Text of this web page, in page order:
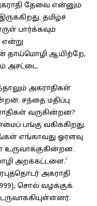
தேவை என்னும்
தமிழ்ச்
பார்க்கவும்
தாய்மொழி ஆயிற்றே,
அசட்டை.
அகராதிகள்
சந்தை மதிப்பு
வருகின்றன?
பங்கு வகிக்கிறது.
எங்காவது ஓரளவு
உருவாக்குகின்றன.
அறக்கட்டளை.’
அகராதி
சொல் வழக்குக்